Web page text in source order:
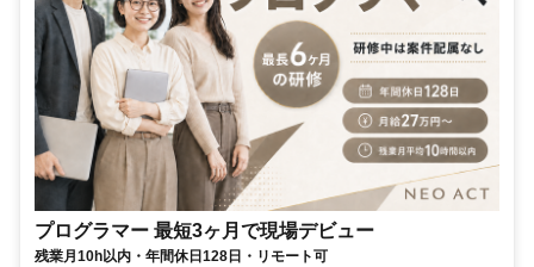
プログラマー 最短3ヶ月で現場デビュー
残業月10h以内・年間休日128日・リモート可